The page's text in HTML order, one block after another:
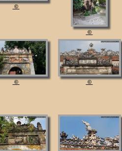
©
©
© ©